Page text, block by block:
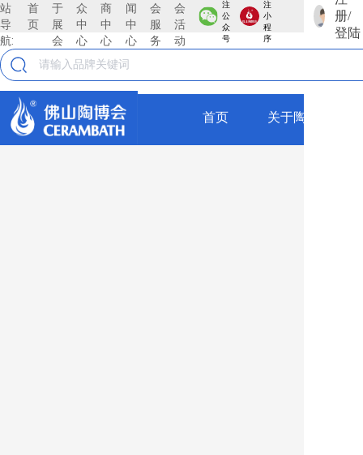
最新
糖果釉品牌那么多，如何
慧眼挑选❓ 这份攻略收
好，装修买砖少走弯路💡
#第45届佛山陶博会#糖果
站
导
航:
首
页
于
展
会
众
中
心
商
中
心
闻
中
心
会
服
务
会
活
动
注
公
众
号
注
小
程
序
册/
登陆
首页 关于陶博会